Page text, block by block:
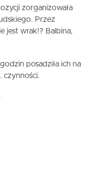
zorganizowała
Przez
jest wrak!? Balbina,
posadziła ich na
czynności.